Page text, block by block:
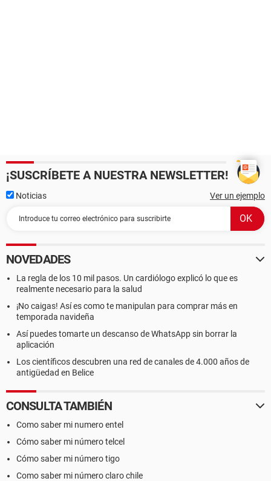
¡SUSCRÍBETE A NUESTRA NEWSLETTER!
Noticias Ver un ejemplo
NOVEDADES
La regla de los 10 mil pasos. Un cardiólogo explicó lo que es
realmente necesario para la salud
¡No caigas! Así es como te manipulan para comprar más en
temporada navideña
Así puedes tomarte un descanso de WhatsApp sin borrar la
aplicación
Los científicos descubren una red de canales de 4.000 años de
antigüedad en Belice
CONSULTA TAMBIÉN
Como saber mi numero entel
Cómo saber mi número telcel
Cómo saber mi número tigo
Como saber mi número claro chile